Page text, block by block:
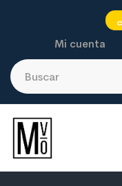
Mi cuenta